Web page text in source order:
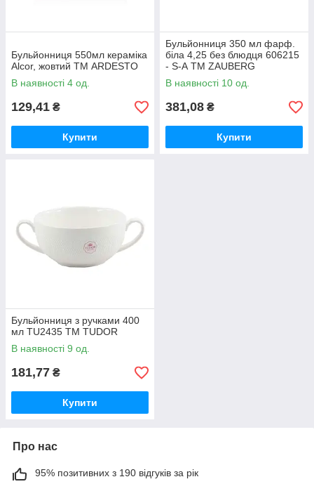
Бульйонниця 550мл кераміка
Alcor, жовтий ТМ ARDESTO
В наявності 4 од.
129,41 ₴
Купити
Бульйонниця 350 мл фарф.
біла 4,25 без блюдця 606215
- S-А ТМ ZAUBERG
В наявності 10 од.
381,08 ₴
Купити
Бульйонниця з ручками 400
мл TU2435 ТМ TUDOR
В наявності 9 од.
181,77 ₴
Купити
Про нас
95% позитивних з 190 відгуків за рік